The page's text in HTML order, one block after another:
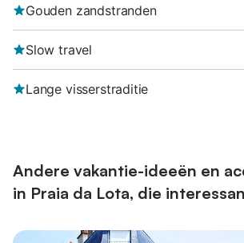
Gouden zandstranden
Slow travel
Lange visserstraditie
Andere vakantie-ideeën en
in Praia da Lota, die